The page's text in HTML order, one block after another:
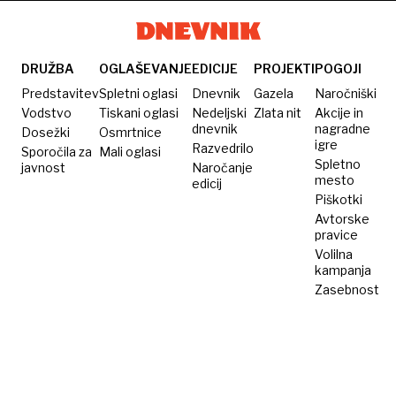
prihodnost
DRUŽBA
Predstavitev
Vodstvo
Dosežki
Sporočila za
javnost
OGLAŠEVANJE
Spletni oglasi
Tiskani oglasi
Osmrtnice
Mali oglasi
EDICIJE
Dnevnik
Nedeljski
dnevnik
Razvedrilo
Naročanje
edicij
PROJEKTI
Gazela
Zlata nit
POGOJI
Naročniški
Akcije in
nagradne
igre
Spletno
mesto
Piškotki
Avtorske
pravice
Volilna
kampanja
Zasebnost